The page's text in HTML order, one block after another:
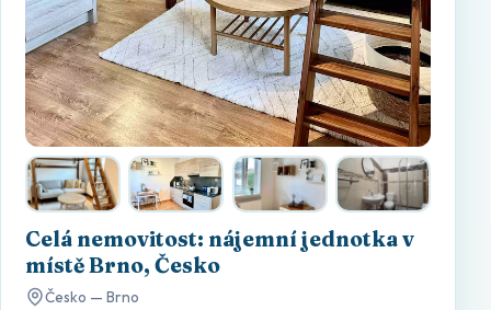
Celá nemovitost: nájemní jednotka v
místě Brno, Česko
Česko — Brno